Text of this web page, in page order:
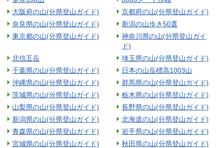
大阪府の山(分県登山ガイド)
京都府の山(分県登山ガイド)
奈良県の山(分県登山ガイド)
新潟の山歩き50選
東京都の山(分県登山ガイド)
神奈川県の山(分県登山ガイ
ド)
北信五岳
埼玉県の山(分県登山ガイド)
千葉県の山(分県登山ガイド)
日本の山岳標高1003山
沖縄県の山(分県登山ガイド)
群馬県の山(分県登山ガイド)
茨城県の山(分県登山ガイド)
栃木県の山(分県登山ガイド)
山梨県の山(分県登山ガイド)
長野県の山(分県登山ガイド)
新潟県の山(分県登山ガイド)
北海道の山(分県登山ガイド)
青森県の山(分県登山ガイド)
岩手県の山(分県登山ガイド)
宮城県の山(分県登山ガイド)
秋田県の山(分県登山ガイド)